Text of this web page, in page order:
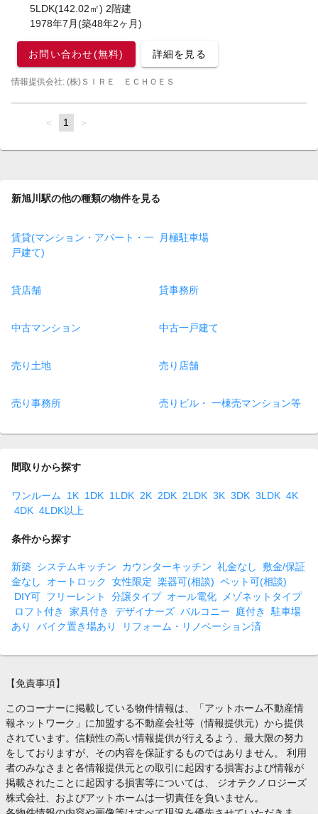
5LDK(142.02㎡) 2階建
1978年7月(築48年2ヶ月)
お問い合わせ(無料) 詳細を見る
情報提供会社: (株)ＳＩＲＥ ＥＣＨＯＥＳ
page
You're
page
1 page
新旭川駅の他の種類の物件を見る
賃貸(マンション・アパート・一
戸建て)
月極駐車場
貸店舗 貸事務所
中古マンション 中古一戸建て
売り土地 売り店舗
売り事務所 売りビル・ 一棟売マンション等
間取りから探す
ワンルーム 1K 1DK 1LDK 2K 2DK 2LDK 3K 3DK 3LDK 4K
4DK 4LDK以上
条件から探す
新築 システムキッチン カウンターキッチン 礼金なし
敷金/保証
金なし
オートロック 女性限定 楽器可(相談) ペット可(相談)
DIY可 フリーレント 分譲タイプ オール電化
メゾネットタイプ
ロフト付き
家具付き デザイナーズ バルコニー 庭付き
駐車場
あり
バイク置き場あり リフォーム・リノベーション済
【免責事項】
このコーナーに掲載している物件情報は、「アットホーム不動産情
報ネットワーク」に加盟する不動産会社等（情報提供元）から提供
されています。信頼性の高い情報提供が行えるよう、最大限の努力
をしておりますが、その内容を保証するものではありません。 利用
者のみなさまと各情報提供元との取引に起因する損害および情報が
掲載されたことに起因する損害等については、 ジオテクノロジーズ
株式会社、およびアットホームは一切責任を負いません。